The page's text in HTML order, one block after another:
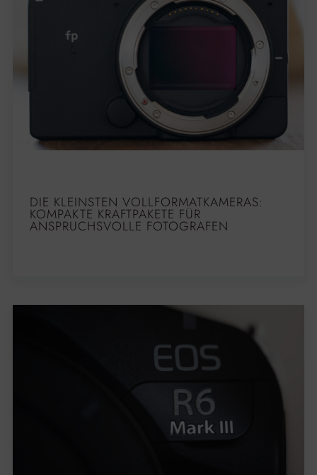
DIE KLEINSTEN VOLLFORMATKAMERAS:
KOMPAKTE KRAFTPAKETE FÜR
ANSPRUCHSVOLLE FOTOGRAFEN